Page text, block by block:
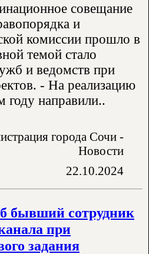
совещание
и
комиссии прошло в
темой стало
и ведомств при
- На реализацию
году направили..
города Сочи -
Новости
22.10.2024
бывший сотрудник
при
задания